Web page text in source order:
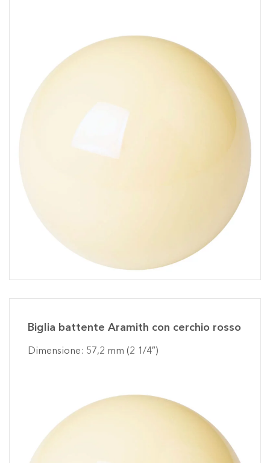
Biglia battente Aramith con cerchio rosso
Dimensione: 57,2 mm (2 1/4″)